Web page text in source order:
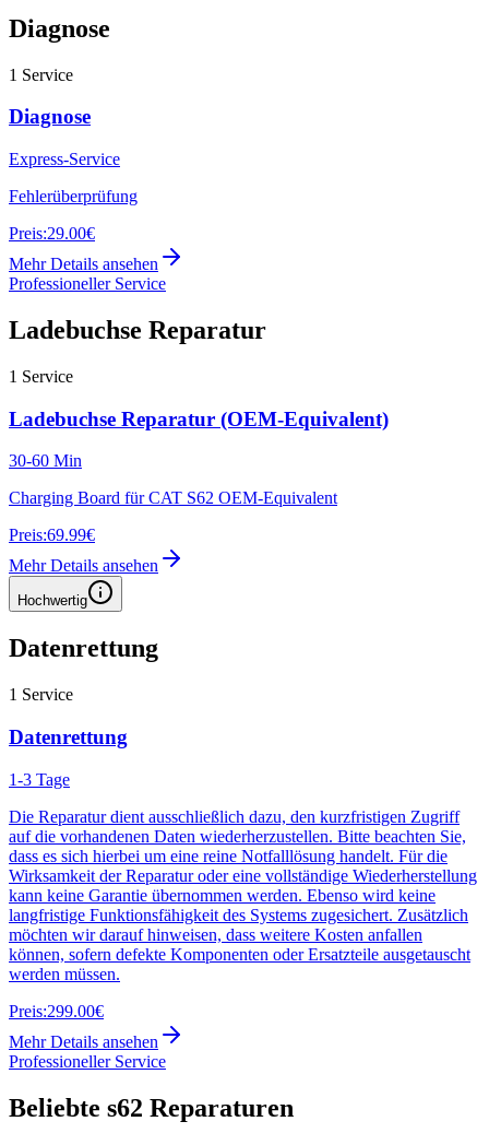
Diagnose
1 Service
Diagnose
Express-Service
Fehlerüberprüfung
Preis:29.00€
Mehr Details ansehen
Professioneller Service
Ladebuchse Reparatur
1 Service
Ladebuchse Reparatur (OEM-Equivalent)
30-60 Min
Charging Board für CAT S62 OEM-Equivalent
Preis:69.99€
Mehr Details ansehen
Hochwertig
Datenrettung
1 Service
Datenrettung
1-3 Tage
Die Reparatur dient ausschließlich dazu, den kurzfristigen Zugriff
auf die vorhandenen Daten wiederherzustellen. Bitte beachten Sie,
dass es sich hierbei um eine reine Notfalllösung handelt. Für die
Wirksamkeit der Reparatur oder eine vollständige Wiederherstellung
kann keine Garantie übernommen werden. Ebenso wird keine
langfristige Funktionsfähigkeit des Systems zugesichert. Zusätzlich
möchten wir darauf hinweisen, dass weitere Kosten anfallen
können, sofern defekte Komponenten oder Ersatzteile ausgetauscht
werden müssen.
Preis:299.00€
Mehr Details ansehen
Professioneller Service
Beliebte s62 Reparaturen